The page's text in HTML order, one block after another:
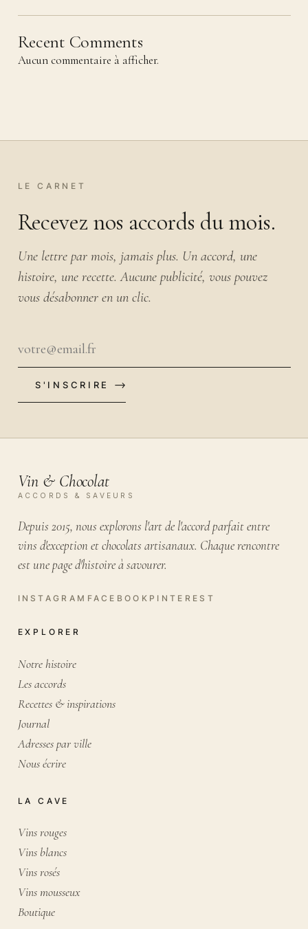
Recent Comments
Aucun commentaire à afficher.
LE CARNET
Recevez nos accords du mois.
Une lettre par mois, jamais plus. Un accord, une
histoire, une recette. Aucune publicité, vous pouvez
vous désabonner en un clic.
S'INSCRIRE
Vin & Chocolat
ACCORDS & SAVEURS
Depuis 2015, nous explorons l'art de l'accord parfait entre
vins d'exception et chocolats artisanaux. Chaque rencontre
est une page d'histoire à savourer.
EXPLORER
Notre histoire
Les accords
Recettes & inspirations
Journal
Adresses par ville
Nous écrire
LA CAVE
Vins rouges
Vins blancs
Vins rosés
Vins mousseux
Boutique